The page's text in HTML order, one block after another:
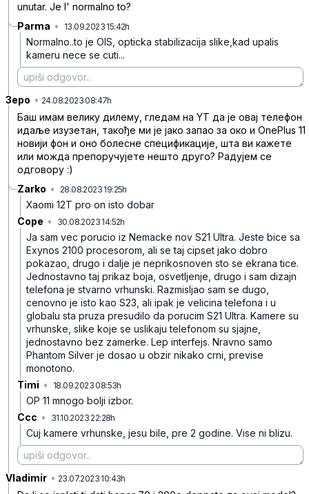
unutar. Je l' normalno to?
Parma • 13.09.2023 15:42h
Normalno..to je OIS, opticka stabilizacija slike,kad upalis
kameru nece se cuti...
Зеро • 24.08.2023 08:47h
Баш имам велику дилему, гледам на YT да је овај телефон
идаље изузетан, такође ми је јако запао за око и OnePlus 11
новији фон и оно болесне спецификације, шта ви кажете
или можда препоручујете нешто друго? Радујем се
одговору :)
Zarko • 28.08.2023 19:25h
Xaomi 12T pro on isto dobar
Cope • 30.08.2023 14:52h
Ja sam vec porucio iz Nemacke nov S21 Ultra. Jeste bice sa
Exynos 2100 procesorom, ali se taj cipset jako dobro
pokazao, drugo i dalje je neprikosnoven sto se ekrana tice.
Jednostavno taj prikaz boja, osvetljenje, drugo i sam dizajn
telefona je stvarno vrhunski. Razmisljao sam se dugo,
cenovno je isto kao S23, ali ipak je velicina telefona i u
globalu sta pruza presudilo da porucim S21 Ultra. Kamere su
vrhunske, slike koje se uslikaju telefonom su sjajne,
jednostavno bez zamerke. Lep interfejs. Nravno samo
Phantom Silver je dosao u obzir nikako crni, previse
monotono.
Timi • 18.09.2023 08:53h
OP 11 mnogo bolji izbor.
Ccc • 31.10.2023 22:28h
Cuj kamere vrhunske, jesu bile, pre 2 godine. Vise ni blizu.
Vladimir • 23.07.2023 10:43h